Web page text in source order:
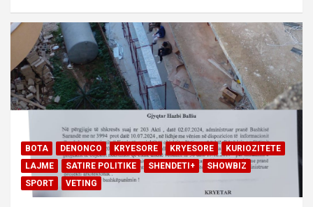
BOTA DENONCO KRYESORE KRYESORE
KURIOZITETE
LAJME
SATIRE POLITIKE SHENDETI+
SHOWBIZ
SPORT
VETING